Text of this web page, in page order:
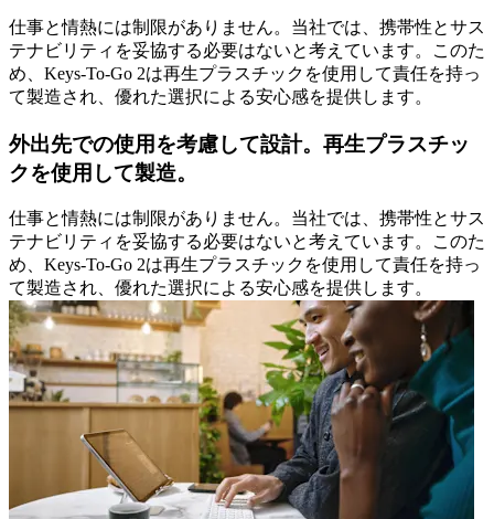
仕事と情熱には制限がありません。当社では、携帯性とサス
テナビリティを妥協する必要はないと考えています。このた
め、Keys-To-Go 2は再生プラスチックを使用して責任を持っ
て製造され、優れた選択による安心感を提供します。
外出先での使用を考慮して設計。再生プラスチッ
クを使用して製造。
仕事と情熱には制限がありません。当社では、携帯性とサス
テナビリティを妥協する必要はないと考えています。このた
め、Keys-To-Go 2は再生プラスチックを使用して責任を持っ
て製造され、優れた選択による安心感を提供します。